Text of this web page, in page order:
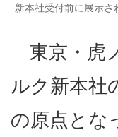
新本社受付前に展示
東京・虎
ルク新本社
の原点とな